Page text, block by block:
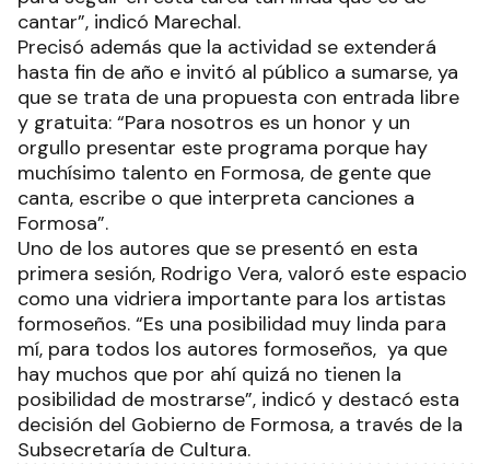
cantar”, indicó Marechal.
Precisó además que la actividad se extenderá
hasta fin de año e invitó al público a sumarse, ya
que se trata de una propuesta con entrada libre
y gratuita: “Para nosotros es un honor y un
orgullo presentar este programa porque hay
muchísimo talento en Formosa, de gente que
canta, escribe o que interpreta canciones a
Formosa”.
Uno de los autores que se presentó en esta
primera sesión, Rodrigo Vera, valoró este espacio
como una vidriera importante para los artistas
formoseños. “Es una posibilidad muy linda para
mí, para todos los autores formoseños, ya que
hay muchos que por ahí quizá no tienen la
posibilidad de mostrarse”, indicó y destacó esta
decisión del Gobierno de Formosa, a través de la
Subsecretaría de Cultura.